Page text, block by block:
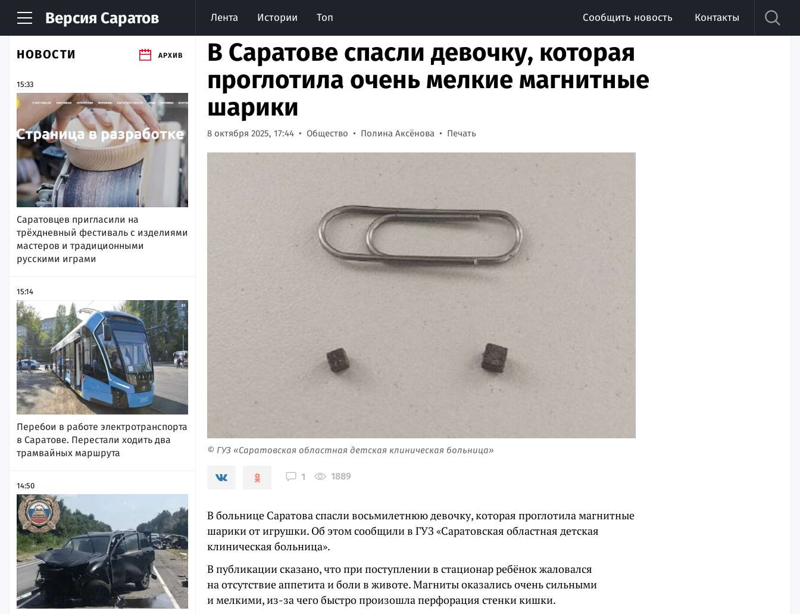
Версия Саратов Лента Истории Топ Сообщить новость Контакты
НОВОСТИ АРХИВ
15:33
Саратовцев пригласили на
трёхдневный фестиваль с изделиями
мастеров и традиционными
русскими играми
15:14
Перебои в работе электротранспорта
в Саратове. Перестали ходить два
трамвайных маршрута
14:50
В Саратове спасли девочку, которая
проглотила очень мелкие магнитные
шарики
8 октября 2025, 17:44 Общество Полина Аксёнова Печать
© ГУЗ «Саратовская областная детская клиническая больница»
1 1889
В больнице Саратова спасли восьмилетнюю девочку, которая проглотила магнитные
шарики от игрушки. Об этом сообщили в ГУЗ «Саратовская областная детская
клиническая больница».
В публикации сказано, что при поступлении в стационар ребёнок жаловался
на отсутствие аппетита и боли в животе. Магниты оказались очень сильными
и мелкими, из-за чего быстро произошла перфорация стенки кишки.